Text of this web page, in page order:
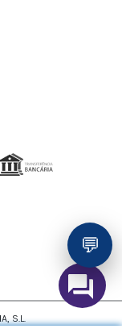
💬
S.L.